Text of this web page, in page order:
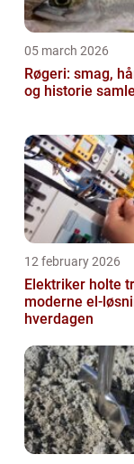
05 march 2026
Røgeri: smag,
og historie
12 february 2026
Elektriker holte trygge og
moderne el-
hverdagen